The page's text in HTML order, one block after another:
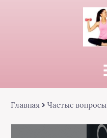
Главная Частые вопросы